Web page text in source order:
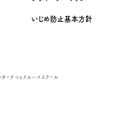
いじめ防止基本方針
ーナショナルハイスクール